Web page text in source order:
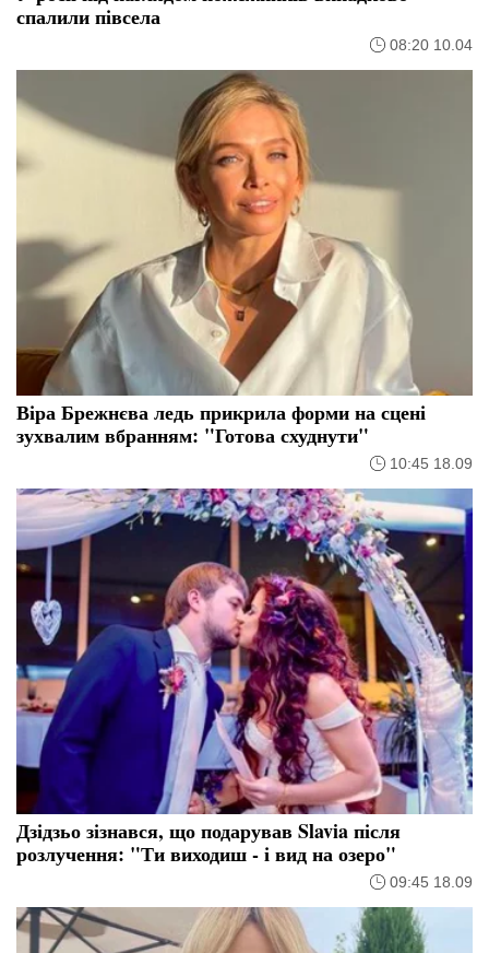
спалили півсела
08:20 10.04
Віра Брежнєва ледь прикрила форми на сцені
зухвалим вбранням: "Готова схуднути"
10:45 18.09
Дзідзьо зізнався, що подарував Slavia після
розлучення: "Ти виходиш - і вид на озеро"
09:45 18.09